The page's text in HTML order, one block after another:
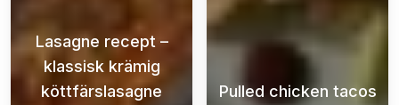
Lasagne recept –
klassisk krämig
köttfärslasagne
Pulled chicken tacos